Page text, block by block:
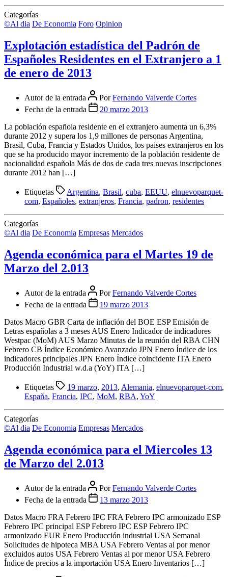
Categorías
©Al dia De Economia Foro Opinion
Explotación estadística del Padrón de
Españoles Residentes en el Extranjero a 1
de enero de 2013
Autor de la entrada PorFernando Valverde Cortes
Fecha de la entrada
20 marzo 2013
La población española residente en el extranjero aumenta un 6,3%
durante 2012 y supera los 1,9 millones de personas Argentina,
Brasil, Cuba, Francia y Estados Unidos, los países extranjeros en los
que se ha producido mayor incremento de la población residente de
nacionalidad española Más de dos de cada tres nuevas inscripciones
durante 2012 han […]
Etiquetas Argentina, Brasil, cuba, EEUU, elnuevoparquet-
com, Españoles, extranjeros, Francia, padron, residentes
Categorías
©Al dia De Economia Empresas Mercados
Agenda económica para el Martes 19 de
Marzo del 2.013
Autor de la entrada PorFernando Valverde Cortes
Fecha de la entrada
19 marzo 2013
Datos Macro GBR Carta de inflación del BOE ESP Emisión de
Letras españolas a 3 meses AUS Enero Indicador de indicadores
Westpac (MoM) AUS Marzo Minutas de la reunión del RBA CHN
Febrero CB Índice Económico Avanzado JPN Enero Índice de los
indicadores principales JPN Enero Índice coincidente ITA Enero
Producción Industrial w.d.a (YoY) ITA […]
Etiquetas 19 marzo, 2013, Alemania, elnuevoparquet-com,
España, Francia, IPC, MoM, RBA, YoY
Categorías
©Al dia De Economia Empresas Mercados
Agenda económica para el Miercoles 13
de Marzo del 2.013
Autor de la entrada PorFernando Valverde Cortes
Fecha de la entrada
13 marzo 2013
Datos Macro FRA Febrero IPC FRA Febrero IPC armonizado ESP
Febrero IPC principal ESP Febrero IPC ESP Febrero IPC
armonizado EUR Enero Producción industrial USA Semanal
Solicitudes de hipoteca MBA USA Febrero Ventas al por menor
excluidos autos USA Febrero Ventas al por menor USA Febrero
Índice de precios a la importación USA Enero Inventarios […]